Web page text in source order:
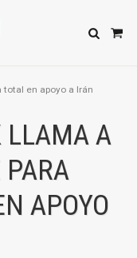
total en apoyo a Irán
LLAMA A
PARA
APOYO